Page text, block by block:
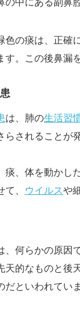
の中にある副鼻
色の痰は、正確
す。この後鼻漏
は、肺の生活習
らされることが
痰、体を動かし
、
ウイルスや
、何らかの原因
天的なものと後
といわれていま